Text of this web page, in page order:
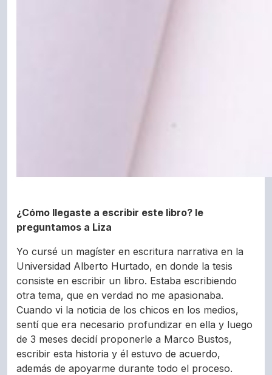
¿Cómo llegaste a escribir este libro? le
preguntamos a Liza
Yo cursé un magíster en escritura narrativa en la
Universidad Alberto Hurtado, en donde la tesis
consiste en escribir un libro. Estaba escribiendo
otra tema, que en verdad no me apasionaba.
Cuando vi la noticia de los chicos en los medios,
sentí que era necesario profundizar en ella y luego
de 3 meses decidí proponerle a Marco Bustos,
escribir esta historia y él estuvo de acuerdo,
además de apoyarme durante todo el proceso.